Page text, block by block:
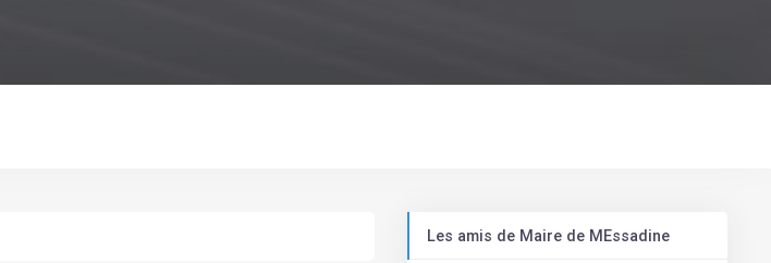
Les amis de Maire de MEssadine